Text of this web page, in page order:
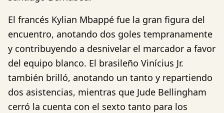
El francés Kylian Mbappé fue la gran figura del
encuentro, anotando dos goles tempranamente
y contribuyendo a desnivelar el marcador a favor
del equipo blanco. El brasileño Vinícius Jr.
también brilló, anotando un tanto y repartiendo
dos asistencias, mientras que Jude Bellingham
cerró la cuenta con el sexto tanto para los